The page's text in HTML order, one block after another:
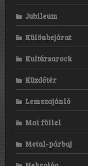
Jubileum
Különbejárat
Kultúrsarock
Küzdőtér
Lemezajánló
Mai füllel
Metal-párbaj